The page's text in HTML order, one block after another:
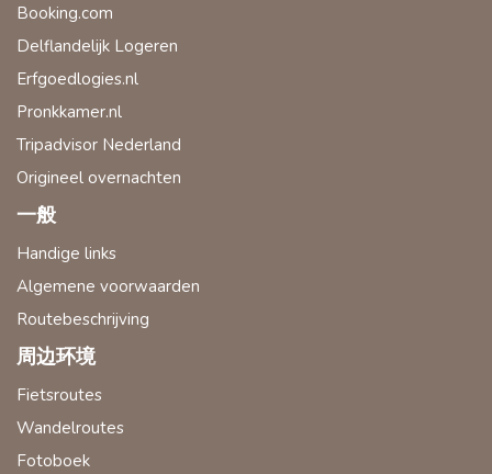
Booking.com
Delflandelijk Logeren
Erfgoedlogies.nl
Pronkkamer.nl
Tripadvisor Nederland
Origineel overnachten
一般
Handige links
Algemene voorwaarden
Routebeschrijving
周边环境
Fietsroutes
Wandelroutes
Fotoboek